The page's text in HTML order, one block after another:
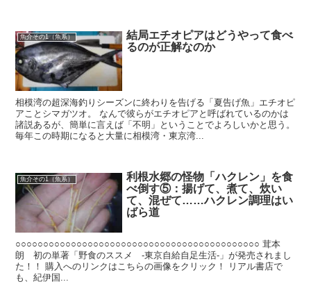
魚介その1（魚系）
結局エチオピアはどうやって食べ
るのが正解なのか
相模湾の超深海釣りシーズンに終わりを告げる「夏告げ魚」エチオピ
アことシマガツオ。 なんで彼らがエチオピアと呼ばれているのかは
諸説あるが、簡単に言えば「不明」ということでよろしいかと思う。
毎年この時期になると大量に相模湾・東京湾...
魚介その1（魚系）
利根水郷の怪物「ハクレン」を食
べ倒す⑤：揚げて、煮て、炊い
て、混ぜて……ハクレン調理はい
ばら道
○○○○○○○○○○○○○○○○○○○○○○○○○○○○○○○○○○○○○○○○○○○○ 茸本
朗 初の単著「野食のススメ -東京自給自足生活-」が発売されまし
た！！ 購入へのリンクはこちらの画像をクリック！ リアル書店で
も、紀伊国...